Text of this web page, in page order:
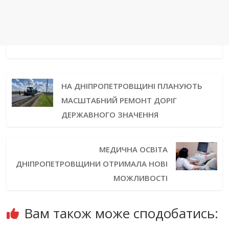
НА ДНІПРОПЕТРОВЩИНІ ПЛАНУЮТЬ
МАСШТАБНИЙ РЕМОНТ ДОРІГ
ДЕРЖАВНОГО ЗНАЧЕННЯ
МЕДИЧНА ОСВІТА
ДНІПРОПЕТРОВЩИНИ ОТРИМАЛА НОВІ
МОЖЛИВОСТІ
Вам також може сподобатись: